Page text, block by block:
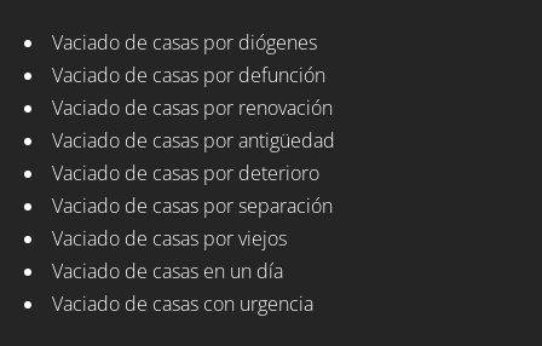
Vaciado de casas por diógenes
Vaciado de casas por defunción
Vaciado de casas por renovación
Vaciado de casas por antigüedad
Vaciado de casas por deterioro
Vaciado de casas por separación
Vaciado de casas por viejos
Vaciado de casas en un día
Vaciado de casas con urgencia